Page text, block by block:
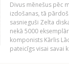
Divus mēnešus pēc
izdošanas, tā
sasnieguši Zelta
nekā 5000
komponists Kārlis
pateicīgs visai savai